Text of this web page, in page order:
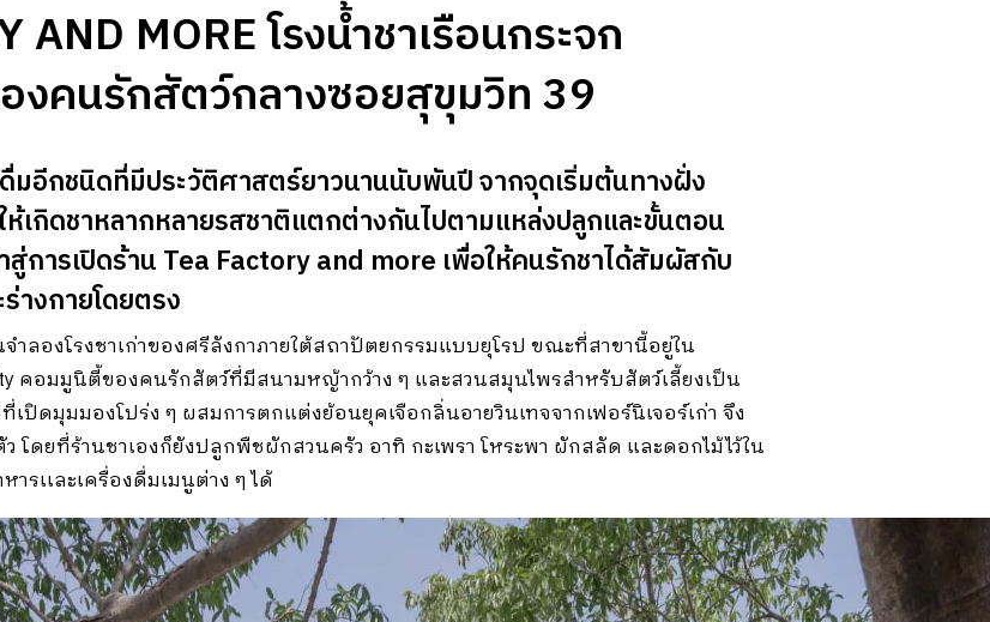
AND MORE โรงน้ำชาเรือนกระจก
งคนรักสัตว์กลางซอยสุขุมวิท 39
มอีกชนิดที่มีประวัติศาสตร์ยาวนานนับพันปี จากจุดเริ่มต้นทางฝั่ง
ห้เกิดชาหลากหลายรสชาติแตกต่างกันไปตามแหล่งปลูกและขั้นตอน
การเปิดร้าน Tea Factory and more เพื่อให้คนรักชาได้สัมผัสกับ
างกายโดยตรง
ลองโรงชาเก่าของศรีลังกาภายใต้สถาปัตยกรรมแบบยุโรป ขณะที่สาขานี้อยู่ใน
คอมมูนิตี้ของคนรักสัตว์ที่มีสนามหญ้ากว้าง ๆ และสวนสมุนไพรสำหรับสัตว์เลี้ยงเป็น
ปิดมุมมองโปร่ง ๆ ผสมการตกแต่งย้อนยุคเจือกลิ่นอายวินเทจจากเฟอร์นิเจอร์เก่า จึง
โดยที่ร้านชาเองก็ยังปลูกพืชผักสวนครัว อาทิ กะเพรา โหระพา ผักสลัด และดอกไม้ไว้ใน
รเเละเครื่องดื่มเมนูต่าง ๆ ได้